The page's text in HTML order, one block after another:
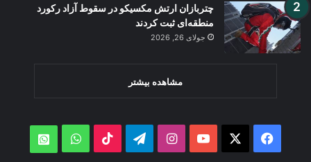
چتربازان ارتش مکسیکو در سقوط آزاد رکورد
منطقه‌ای ثبت کردند
جولای 26, 2026
مشاهده بیشتر
Facebook
YouTube
Instagram
Telegram
TikTok
WhatsApp